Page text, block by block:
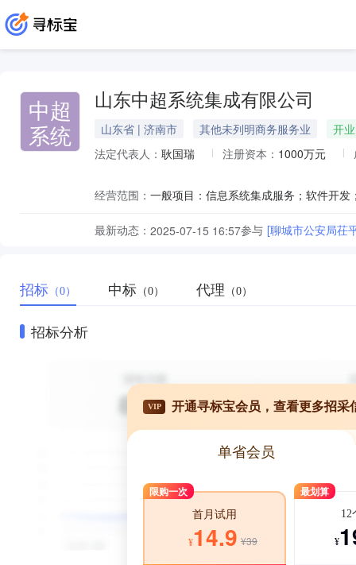
中超
系统
山东中超系统集成有限公司
山东省 | 济南市 其他未列明商务服务业
开业
法定代表人： 耿国瑞 注册资本： 1000万元
经营范围：
最新动态： 2025-07-15 16:57参与 [聊城市公安局茌
招标 （0） 中标 （0） 代理 （0）
招标分析
VIP 开通寻标宝会员，查看更多招采
单省会员
限购一次
首月试用
¥14.9 ¥39
最划算
12
¥